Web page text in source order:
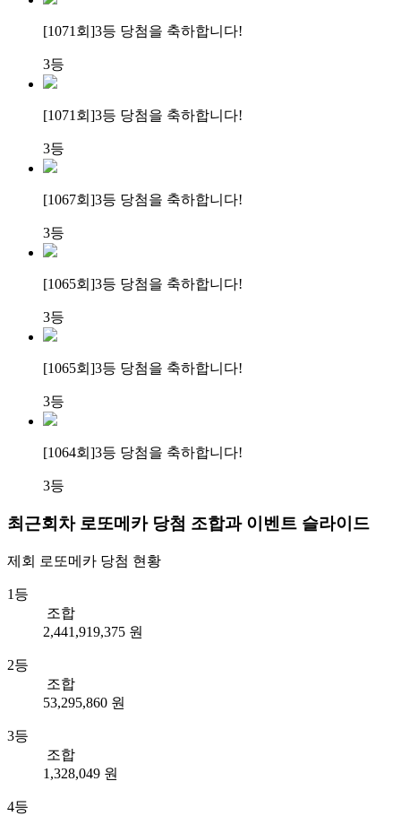
[1071회]3등 당첨을 축하합니다!
3등
[1071회]3등 당첨을 축하합니다!
3등
[1067회]3등 당첨을 축하합니다!
3등
[1065회]3등 당첨을 축하합니다!
3등
[1065회]3등 당첨을 축하합니다!
3등
[1064회]3등 당첨을 축하합니다!
3등
최근회차 로또메카 당첨 조합과 이벤트 슬라이드
제회 로또메카 당첨 현황
1등
조합
2,441,919,375 원
2등
조합
53,295,860 원
3등
조합
1,328,049 원
4등